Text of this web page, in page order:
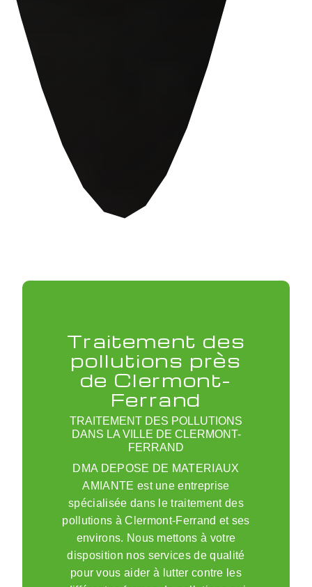
Traitement des
pollutions près
de Clermont-
Ferrand
TRAITEMENT DES POLLUTIONS
DANS LA VILLE DE CLERMONT-
FERRAND
DMA DEPOSE DE MATERIAUX
AMIANTE est une entreprise
spécialisée dans le traitement des
pollutions à Clermont-Ferrand et ses
environs. Nous mettons à votre
disposition nos services de qualité
pour vous aider à lutter contre les